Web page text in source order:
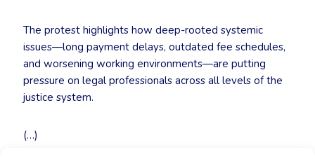
The protest highlights how deep-rooted systemic
issues—long payment delays, outdated fee schedules,
and worsening working environments—are putting
pressure on legal professionals across all levels of the
justice system.
(…)